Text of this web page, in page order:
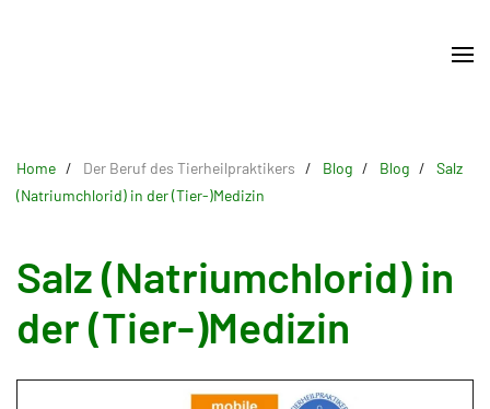
Home Der Beruf des Tierheilpraktikers Blog Blog
Salz
(Natriumchlorid) in der (Tier-)Medizin
Salz (Natriumchlorid) in
der (Tier-)Medizin